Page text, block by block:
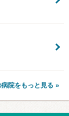
病院をもっと見る »